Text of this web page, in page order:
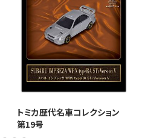
トミカ歴代名車コレクション
第19号